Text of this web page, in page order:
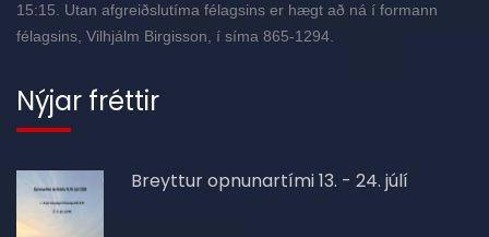
15:15. Utan afgreiðslutíma félagsins er hægt að ná í formann
félagsins, Vilhjálm Birgisson, í síma 865-1294.
Nýjar fréttir
Breyttur opnunartími 13. - 24. júlí